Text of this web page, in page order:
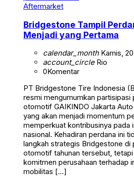
Aftermarket
Bridgestone Tampil
Menjadi yang Pertama
calendar_monthKamis,
account_circleRio
0Komentar
PT Bridgestone Tire Indonesia
resmi mengumumkan partisipasi
otomotif GAIKINDO Jakarta
yang akan menjadi momentum
memperkuat kontribusinya pada
nasional. Kehadiran perdana ini
langkah strategis Bridgestone di
otomotif tahunan tersebut,
komitmen perusahaan terhadap
mobilitas […]